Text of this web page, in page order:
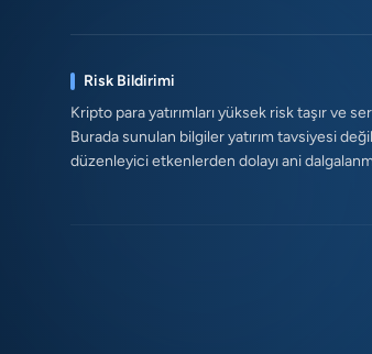
Risk Bildirimi
Kripto para yatırımları yüksek risk taşır ve
Burada sunulan bilgiler yatırım tavsiyesi
düzenleyici etkenlerden dolayı ani